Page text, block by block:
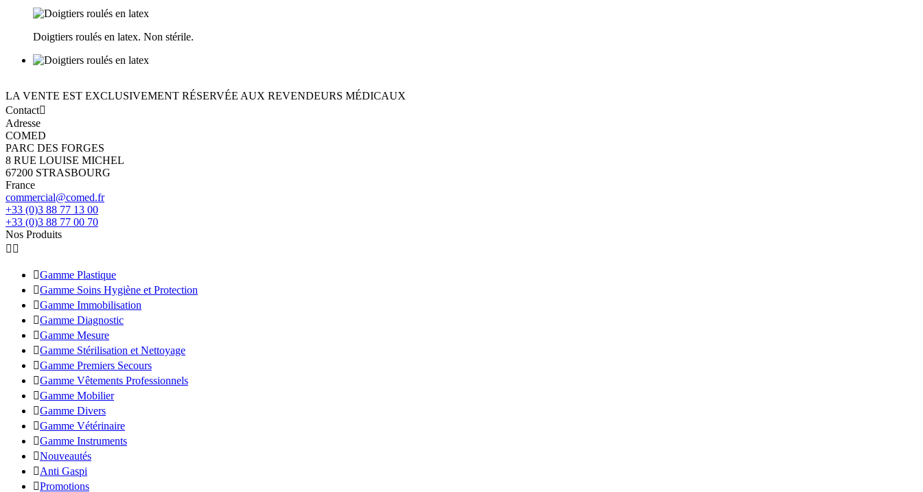
Doigtiers roulés en latex. Non stérile.
LA VENTE EST EXCLUSIVEMENT RÉSERVÉE AUX REVENDEURS MÉDICAUX
Contact
Adresse
COMED
PARC DES FORGES
8 RUE LOUISE MICHEL
67200 STRASBOURG
France
commercial@comed.fr
+33 (0)3 88 77 13 00
+33 (0)3 88 77 00 70
Nos Produits
 
Gamme Plastique
Gamme Soins Hygiène et Protection
Gamme Immobilisation
Gamme Diagnostic
Gamme Mesure
Gamme Stérilisation et Nettoyage
Gamme Premiers Secours
Gamme Vêtements Professionnels
Gamme Mobilier
Gamme Divers
Gamme Vétérinaire
Gamme Instruments
Nouveautés
Anti Gaspi
Promotions